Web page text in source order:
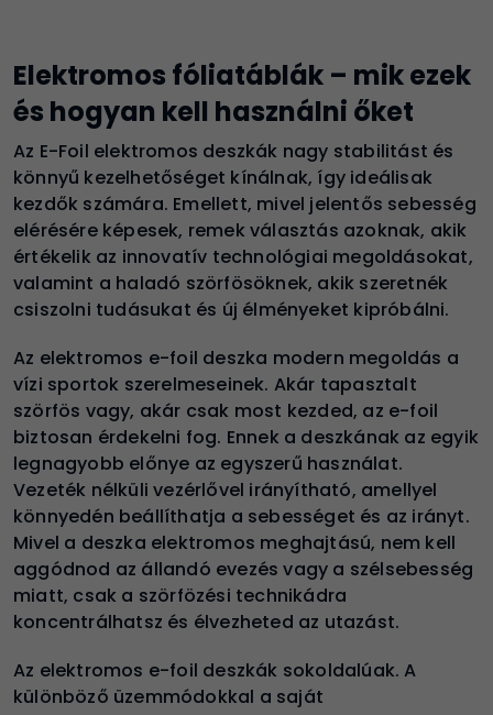
Elektromos fóliatáblák – mik ezek
és hogyan kell használni őket
Az E-Foil elektromos deszkák nagy stabilitást és
könnyű kezelhetőséget kínálnak, így ideálisak
kezdők számára. Emellett, mivel jelentős sebesség
elérésére képesek, remek választás azoknak, akik
értékelik az innovatív technológiai megoldásokat,
valamint a haladó szörfösöknek, akik szeretnék
csiszolni tudásukat és új élményeket kipróbálni.
Az elektromos e-foil deszka modern megoldás a
vízi sportok szerelmeseinek. Akár tapasztalt
szörfös vagy, akár csak most kezded, az e-foil
biztosan érdekelni fog. Ennek a deszkának az egyik
legnagyobb előnye az egyszerű használat.
Vezeték nélküli vezérlővel irányítható, amellyel
könnyedén beállíthatja a sebességet és az irányt.
Mivel a deszka elektromos meghajtású, nem kell
aggódnod az állandó evezés vagy a szélsebesség
miatt, csak a szörfözési technikádra
koncentrálhatsz és élvezheted az utazást.
Az elektromos e-foil deszkák sokoldalúak. A
különböző üzemmódokkal a saját